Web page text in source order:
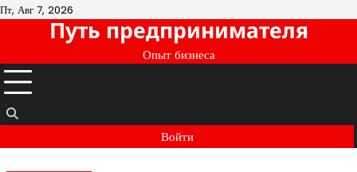
Перейти
содержимому
Пт, Авг 7, 2026
Путь предпринимателя
Опыт бизнеса
Войти